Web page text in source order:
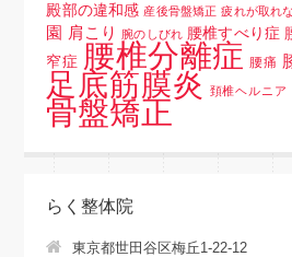
殿部の違和感 産後骨盤矯正 疲れが取れ
園 肩こり 腕のしびれ 腰椎すべり症
窄症 腰椎分離症 腰痛
足底筋膜炎 頚椎ヘルニア
骨盤矯正
らく整体院
東京都世田谷区梅丘1-22-12